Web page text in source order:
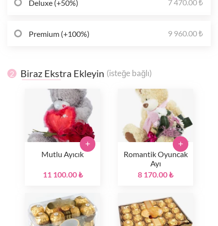
Deluxe (+50%) 7 470.00 ₺
Premium (+100%) 9 960.00 ₺
2 Biraz Ekstra Ekleyin (isteğe bağlı)
Mutlu Ayıcık
11 100.00 ₺
+
Romantik Oyuncak
Ayı
8 170.00 ₺
+